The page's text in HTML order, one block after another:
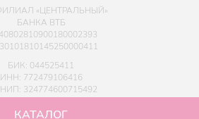
«ЦЕНТРАЛЬНЫЙ»
БАНКА ВТБ
БИК: 044525411
ИНН: 772479106416
324774600715492
КАТАЛОГ